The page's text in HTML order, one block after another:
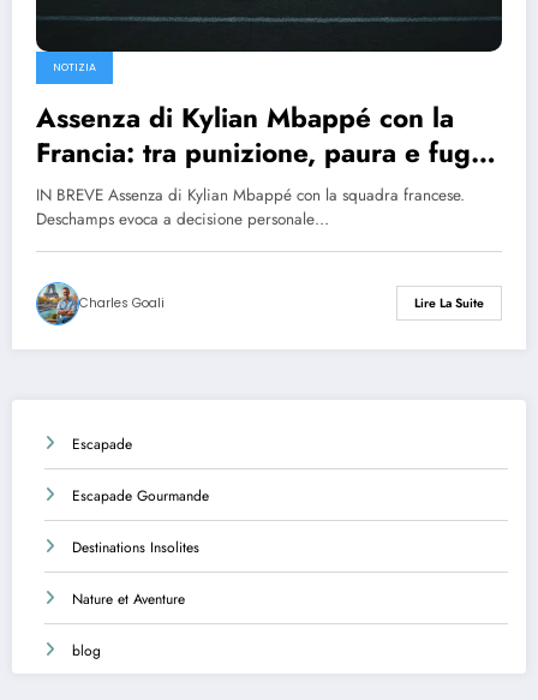
NOTIZIA
Assenza di Kylian Mbappé con la
Francia: tra punizione, paura e fuga
a Stoccolma
IN BREVE Assenza di Kylian Mbappé con la squadra francese.
Deschamps evoca a decisione personale…
Charles Goali Lire La Suite
Escapade
Escapade Gourmande
Destinations Insolites
Nature et Aventure
blog